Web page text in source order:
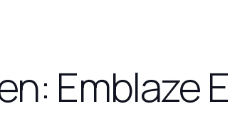
Emblaze